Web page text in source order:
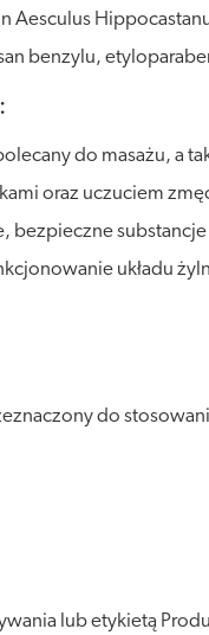
benzylu,
do masażu,
oraz uczuciem
bezpieczne
układu
do
lub etykietą